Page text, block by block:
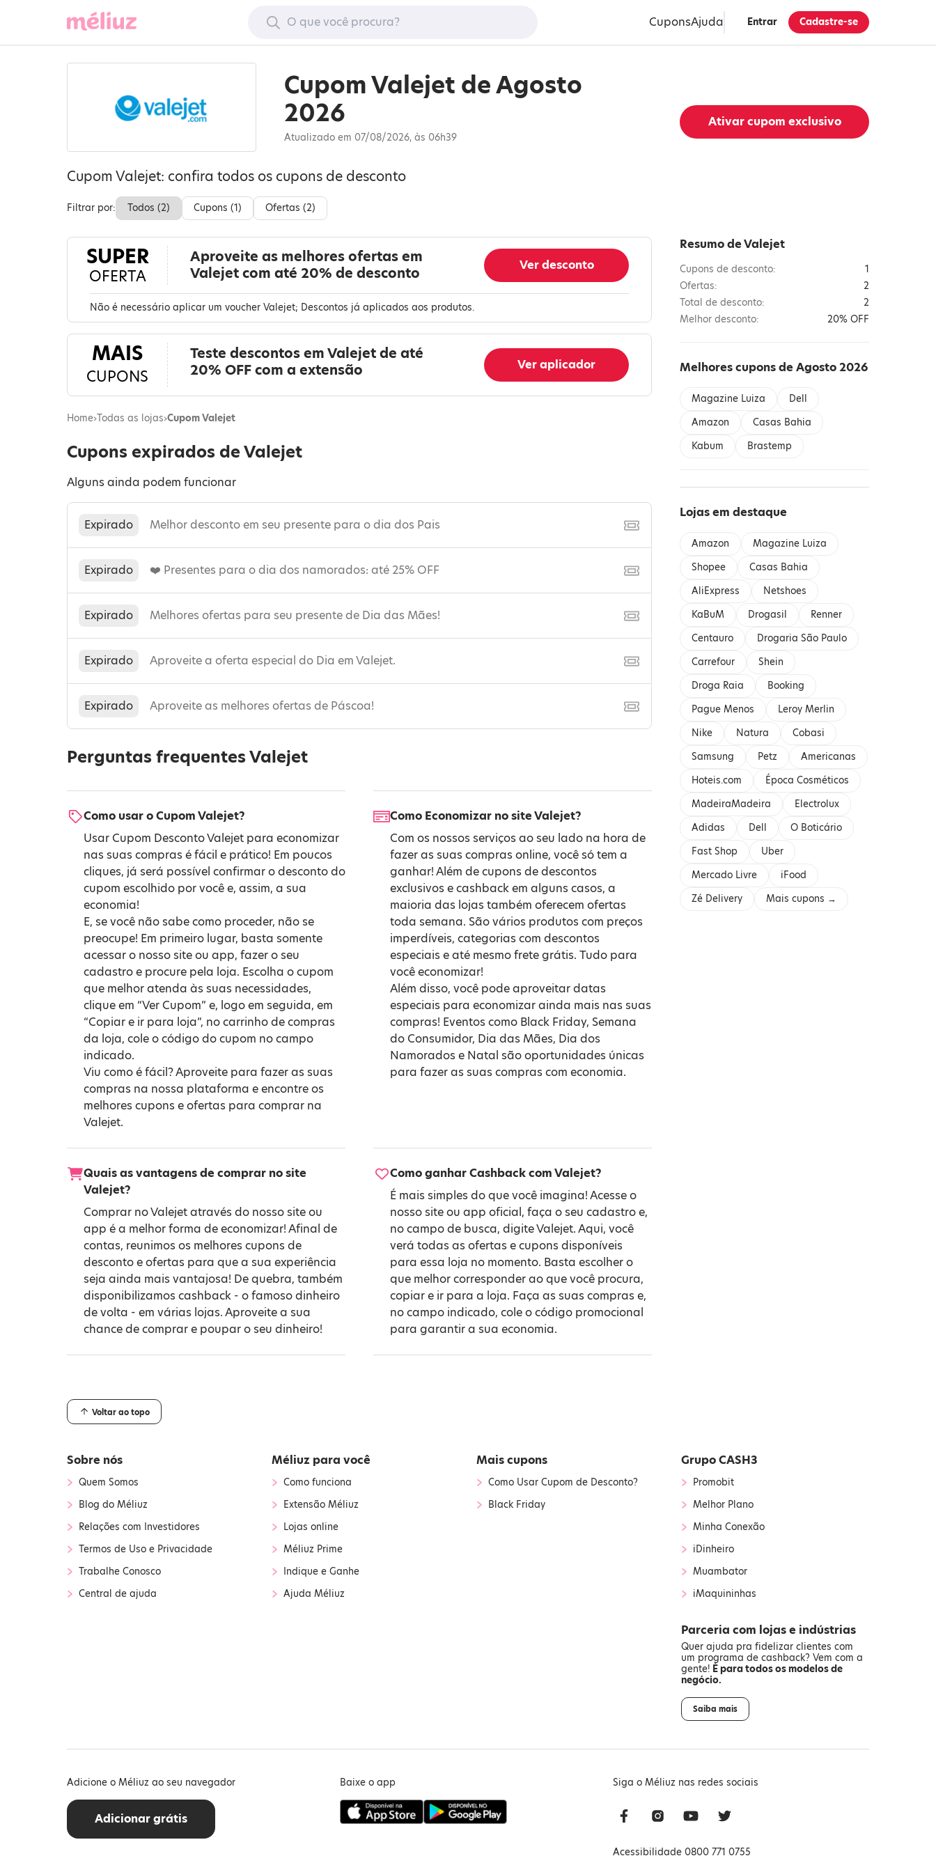
CuponsAjuda Entrar Cadastre-se
Cupom Valejet de Agosto
2026
Atualizado em 07/08/2026, às 06h39
Cupom Valejet: confira todos os cupons de desconto
Filtrar por: Todos (2) Cupons (1) Ofertas (2)
SUPER
OFERTA
Aproveite as melhores ofertas em
Valejet com até 20% de desconto
Ver desconto
Não é necessário aplicar um voucher Valejet; Descontos já aplicados aos produtos.
MAIS
CUPONS
Teste descontos em Valejet de até
20% OFF com a extensão
Ver aplicador
Ativar cupom exclusivo
Resumo de Valejet
Cupons de desconto:
1
Ofertas:
2
Total de desconto:
2
Melhor desconto:
20% OFF
Melhores cupons de Agosto 2026
Magazine Luiza
Dell
Amazon
Casas Bahia
Kabum
Brastemp
Lojas em destaque
Amazon
Magazine Luiza
Shopee
Casas Bahia
AliExpress
Netshoes
KaBuM
Drogasil
Renner
Centauro
Drogaria São Paulo
Carrefour
Shein
Droga Raia
Booking
Pague Menos
Leroy Merlin
Nike
Natura
Cobasi
Samsung
Petz
Americanas
Hoteis.com
Época Cosméticos
MadeiraMadeira
Electrolux
Adidas
Dell
O Boticário
Fast Shop
Uber
Mercado Livre
iFood
Zé Delivery
Mais cupons →
Cupons expirados de Valejet
Alguns ainda podem funcionar
Melhor desconto em seu presente para o dia dos Pais
Expirado
❤️ Presentes para o dia dos namorados: até 25% OFF
Expirado
Melhores ofertas para seu presente de Dia das Mães!
Expirado
Aproveite a oferta especial do Dia em Valejet.
Expirado
Aproveite as melhores ofertas de Páscoa!
Expirado
Perguntas frequentes Valejet
Como usar o Cupom Valejet?
Usar Cupom Desconto Valejet para economizar
nas suas compras é fácil e prático! Em poucos
cliques, já será possível confirmar o desconto do
cupom escolhido por você e, assim, a sua
economia!
E, se você não sabe como proceder, não se
preocupe! Em primeiro lugar, basta somente
acessar o nosso site ou app, fazer o seu
cadastro e procure pela loja. Escolha o cupom
que melhor atenda às suas necessidades,
clique em “Ver Cupom” e, logo em seguida, em
“Copiar e ir para loja”, no carrinho de compras
da loja, cole o código do cupom no campo
indicado.
Viu como é fácil? Aproveite para fazer as suas
compras na nossa plataforma e encontre os
melhores cupons e ofertas para comprar na
Valejet.
Como Economizar no site Valejet?
Com os nossos serviços ao seu lado na hora de
fazer as suas compras online, você só tem a
ganhar! Além de cupons de descontos
exclusivos e cashback em alguns casos, a
maioria das lojas também oferecem ofertas
toda semana. São vários produtos com preços
imperdíveis, categorias com descontos
especiais e até mesmo frete grátis. Tudo para
você economizar!
Além disso, você pode aproveitar datas
especiais para economizar ainda mais nas suas
compras! Eventos como Black Friday, Semana
do Consumidor, Dia das Mães, Dia dos
Namorados e Natal são oportunidades únicas
para fazer as suas compras com economia.
Quais as vantagens de comprar no site
Valejet?
Comprar no Valejet através do nosso site ou
app é a melhor forma de economizar! Afinal de
contas, reunimos os melhores cupons de
desconto e ofertas para que a sua experiência
seja ainda mais vantajosa! De quebra, também
disponibilizamos cashback - o famoso dinheiro
de volta - em várias lojas. Aproveite a sua
chance de comprar e poupar o seu dinheiro!
Como ganhar Cashback com Valejet?
É mais simples do que você imagina! Acesse o
nosso site ou app oficial, faça o seu cadastro e,
no campo de busca, digite Valejet. Aqui, você
verá todas as ofertas e cupons disponíveis
para essa loja no momento. Basta escolher o
que melhor corresponder ao que você procura,
copiar e ir para a loja. Faça as suas compras e,
no campo indicado, cole o código promocional
para garantir a sua economia.
Home›Todas as lojas›Cupom Valejet
Voltar ao topo
Sobre nós
› Quem Somos
› Blog do Méliuz
› Relações com Investidores
› Termos de Uso e Privacidade
› Trabalhe Conosco
› Central de ajuda
Méliuz para você
› Como funciona
› Extensão Méliuz
› Lojas online
› Méliuz Prime
› Indique e Ganhe
› Ajuda Méliuz
Mais cupons
› Como Usar Cupom de Desconto?
› Black Friday
Grupo CASH3
› Promobit
› Melhor Plano
› Minha Conexão
› iDinheiro
› Muambator
› iMaquininhas
Parceria com lojas e indústrias
Quer ajuda pra fidelizar clientes com
um programa de cashback? Vem com a
gente! É para todos os modelos de
negócio.
Saiba mais
Adicione o Méliuz ao seu navegador
Adicionar grátis
Baixe o app Siga o Méliuz nas redes sociais
Acessibilidade 0800 771 0755